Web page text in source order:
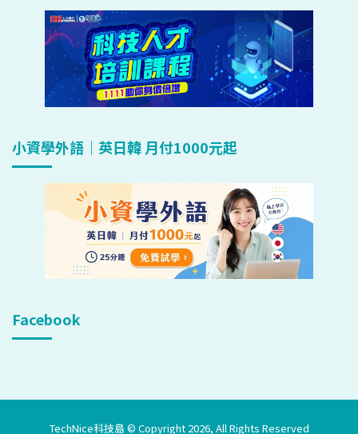
小資學外語｜英日韓 月付1000元起
Facebook
TechNice科技島 © Copyright 2026, All Rights Reserved